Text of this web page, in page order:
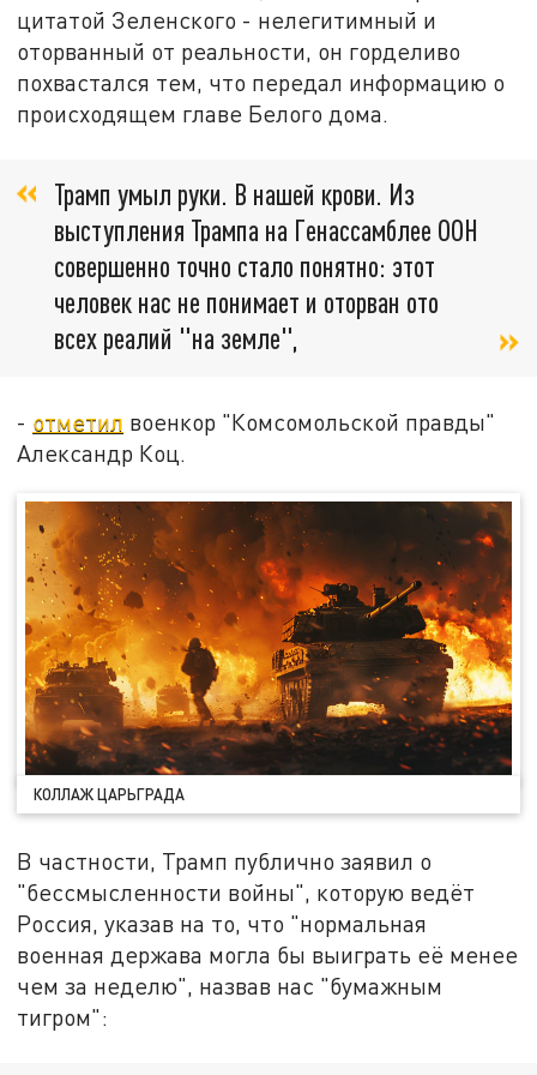
цитатой Зеленского - нелегитимный и
оторванный от реальности, он горделиво
похвастался тем, что передал информацию о
происходящем главе Белого дома.
Трамп умыл руки. В нашей крови. Из
выступления Трампа на Генассамблее ООН
совершенно точно стало понятно: этот
человек нас не понимает и оторван ото
всех реалий "на земле",
- отметил военкор "Комсомольской правды"
Александр Коц.
КОЛЛАЖ ЦАРЬГРАДА
В частности, Трамп публично заявил о
"бессмысленности войны", которую ведёт
Россия, указав на то, что "нормальная
военная держава могла бы выиграть её менее
чем за неделю", назвав нас "бумажным
тигром":